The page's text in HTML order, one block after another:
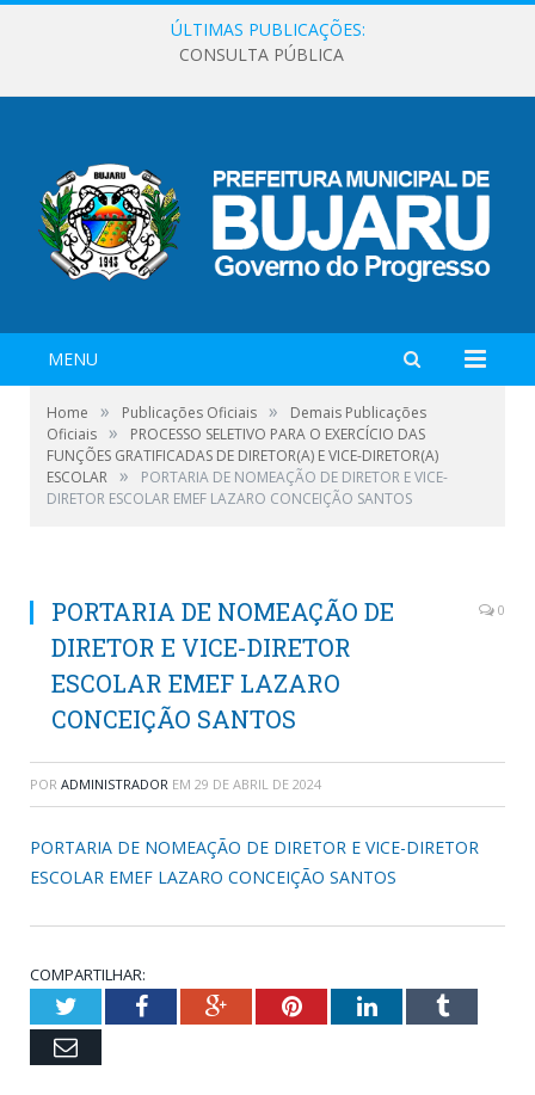
ÚLTIMAS PUBLICAÇÕES:
CONSULTA PÚBLICA
MENU
Home » Publicações Oficiais »
Demais Publicações
Oficiais »
PROCESSO SELETIVO PARA O EXERCÍCIO DAS
FUNÇÕES GRATIFICADAS DE DIRETOR(A) E VICE-DIRETOR(A)
ESCOLAR »
PORTARIA DE NOMEAÇÃO DE DIRETOR E VICE-
DIRETOR ESCOLAR EMEF LAZARO CONCEIÇÃO SANTOS
PORTARIA DE NOMEAÇÃO DE
DIRETOR E VICE-DIRETOR
ESCOLAR EMEF LAZARO
CONCEIÇÃO SANTOS
0
POR ADMINISTRADOR EM 29 DE ABRIL DE 2024
PORTARIA DE NOMEAÇÃO DE DIRETOR E VICE-DIRETOR
ESCOLAR EMEF LAZARO CONCEIÇÃO SANTOS
COMPARTILHAR:
TwitterFacebookGoogle+PinterestLinkedInTumblr
Email